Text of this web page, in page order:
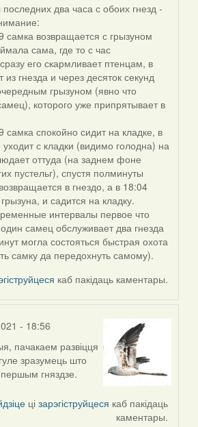
два часа с обоих гнезд -
самка возвращается с грызуном
сама, где то с час
его скармливает птенцам, в
гнезда и через десяток секунд
грызуном (явно что
которого уже припрятывает в
самка спокойно сидит на кладке, в
с кладки (видимо голодна) на
оттуда (на заднем фоне
пустельг), спустя полминуты
в гнездо, а в 18:04
и садится на кладку.
интервалы первое что
самец обслуживает два гнезда
могла состояться быстрая охота
самку да передохнуть самому).
каб пакідаць каментары.
- 18:56
пачакаем развіцця
зразумець што
гняздзе.
цізарэгіструйцеся каб пакідаць
каментары.